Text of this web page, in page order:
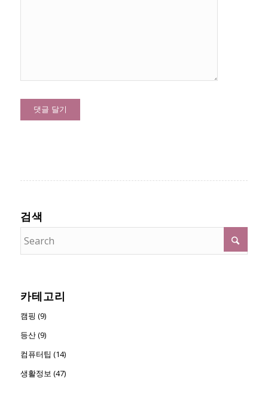
검색
카테고리
캠핑 (9)
등산 (9)
컴퓨터팁 (14)
생활정보 (47)